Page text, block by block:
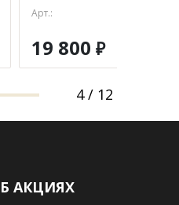
Арт.:
19 800 ₽
4 / 12
АКЦИЯХ